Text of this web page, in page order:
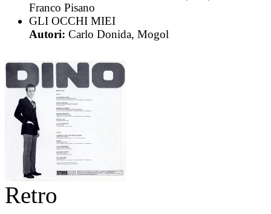
Franco Pisano
GLI OCCHI MIEI
Autori: Carlo Donida, Mogol
Retro